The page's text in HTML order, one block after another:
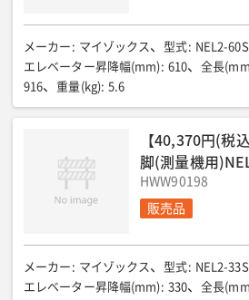
メーカー : マイゾックス 型式: NEL2-
エレベーター昇降幅(mm): 610 全長
916
重量(kg): 5.6
【40,370円(税
脚(測量機用
HWW90198
販売品
メーカー : マイゾックス 型式: NEL2-
エレベーター昇降幅(mm): 330 全長